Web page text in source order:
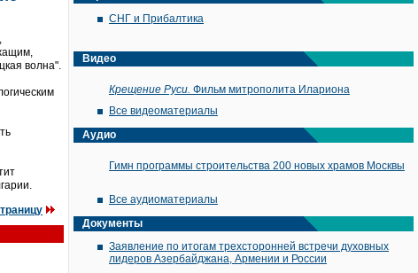
волна".
СНГ и Прибалтика
Видео
Крещение Руси. Фильм митрополита Илариона
Все видеоматериалы
Аудио
Гимн программы строительства 200 новых храмов Москвы
Все аудиоматериалы
Документы
Заявление по итогам трехсторонней встречи духовных
лидеров Азербайджана, Армении и России